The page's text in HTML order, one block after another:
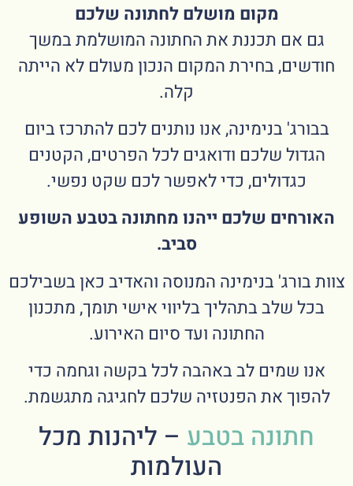
מקום מושלם לחתונה שלכם
גם אם תכננת את החתונה המושלמת במשך
חודשים, בחירת המקום הנכון מעולם לא הייתה
קלה.
בבורג' בנימינה, אנו נותנים לכם להתרכז ביום
הגדול שלכם ודואגים לכל הפרטים, הקטנים
כגדולים, כדי לאפשר לכם שקט נפשי.
האורחים שלכם ייהנו מחתונה בטבע השופע
סביב.
צוות בורג' בנימינה המנוסה והאדיב כאן בשבילכם
בכל שלב בתהליך בליווי אישי תומך, מתכנון
החתונה ועד סיום האירוע.
אנו שמים לב באהבה לכל בקשה וגחמה כדי
להפוך את הפנטזיה שלכם לחגיגה מתגשמת.
חתונה בטבע – ליהנות מכל
העולמות